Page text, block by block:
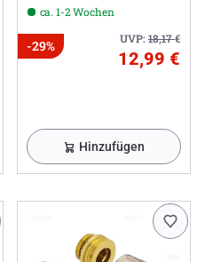
ca. 1-2 Wochen
UVP:18,17€
-29%
12,99 €
Hinzufügen